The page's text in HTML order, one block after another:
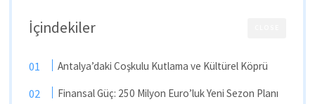
İçindekiler
Antalya’daki Coşkulu Kutlama ve Kültürel Köprü
Finansal Güç: 250 Milyon Euro’luk Yeni Sezon Planı